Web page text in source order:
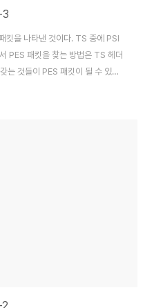
3
킷을 나타낸 것이다. TS 중에 PSI
PES 패킷을 찾는 방법은 TS 헤더
것들이 PES 패킷이 될 수 있다.
될 수 있음을 상기하고 구별해야